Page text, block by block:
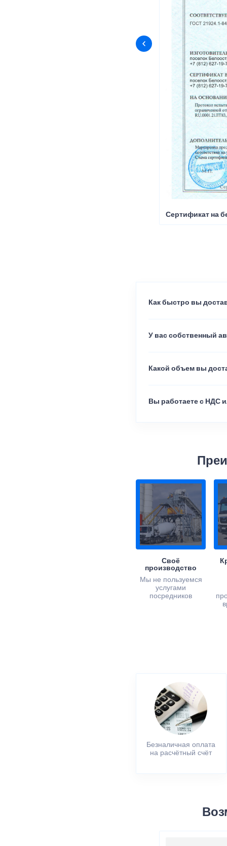
Сертификат на
Как быстро вы
У вас собственный
Какой объем вы
Вы работаете с НДС
Своё
производство
Мы не пользуемся
услугами
посредников
Безналичная оплата
на расчётный счёт